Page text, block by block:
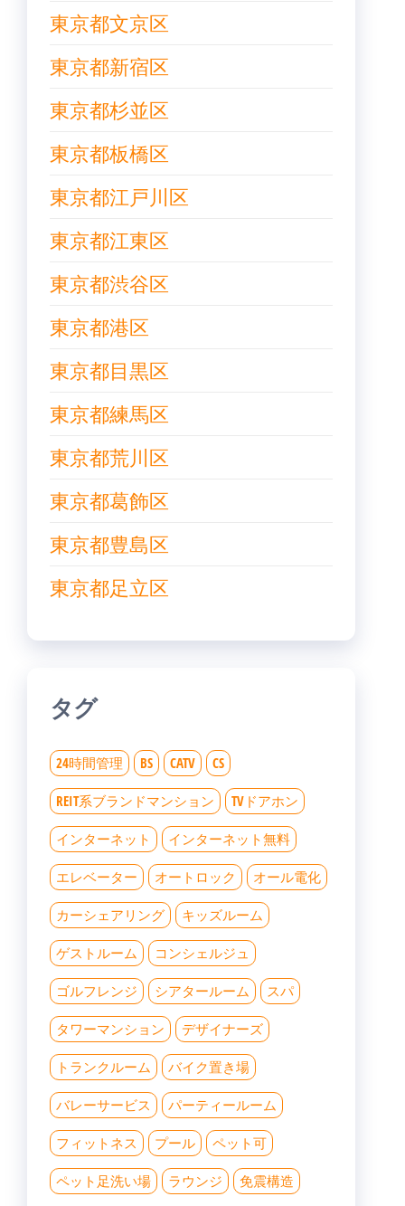
東京都文京区
東京都新宿区
東京都杉並区
東京都板橋区
東京都江戸川区
東京都江東区
東京都渋谷区
東京都港区
東京都目黒区
東京都練馬区
東京都荒川区
東京都葛飾区
東京都豊島区
東京都足立区
タグ
24時間管理 BS CATV CS
REIT系ブランドマンション TVドアホン
インターネット インターネット無料
エレベーター オートロック オール電化
カーシェアリング キッズルーム
ゲストルーム コンシェルジュ
ゴルフレンジ シアタールーム スパ
タワーマンション デザイナーズ
トランクルーム バイク置き場
バレーサービス パーティールーム
フィットネス プール ペット可
ペット足洗い場 ラウンジ 免震構造